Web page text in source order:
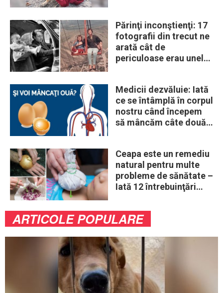
Părinţi inconştienţi: 17
fotografii din trecut ne
arată cât de
periculoase erau unele
Medicii dezvăluie: Iată
ce se întâmplă în corpul
nostru când începem
să mâncăm câte două
Ceapa este un remediu
natural pentru multe
probleme de sănătate –
Iată 12 întrebuinţări
ARTICOLE POPULARE